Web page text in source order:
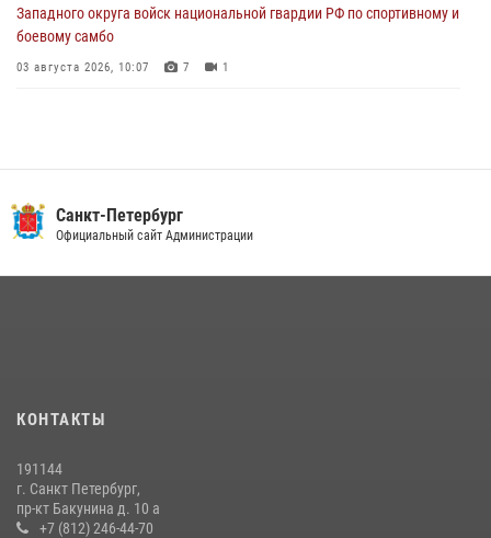
Западного округа войск национальной гвардии РФ по спортивному и
боевому самбо
03 августа 2026, 10:07 7 1
В Красногвардейском районе росгвардейцы задержали хулигана,
угрожавшего мужчине пневматическим пистолетом
на III Международном петербургском цифровом форуме
В Ленобласти сотрудники Росгвардии провели встречу с
воспитанниками детского клуба «Умные каникулы»
Санкт-Петербург
Официальный сайт Администрации
КОНТАКТЫ
191144
г. Санкт Петербург,
пр-кт Бакунина д. 10 а
+7 (812) 246-44-70